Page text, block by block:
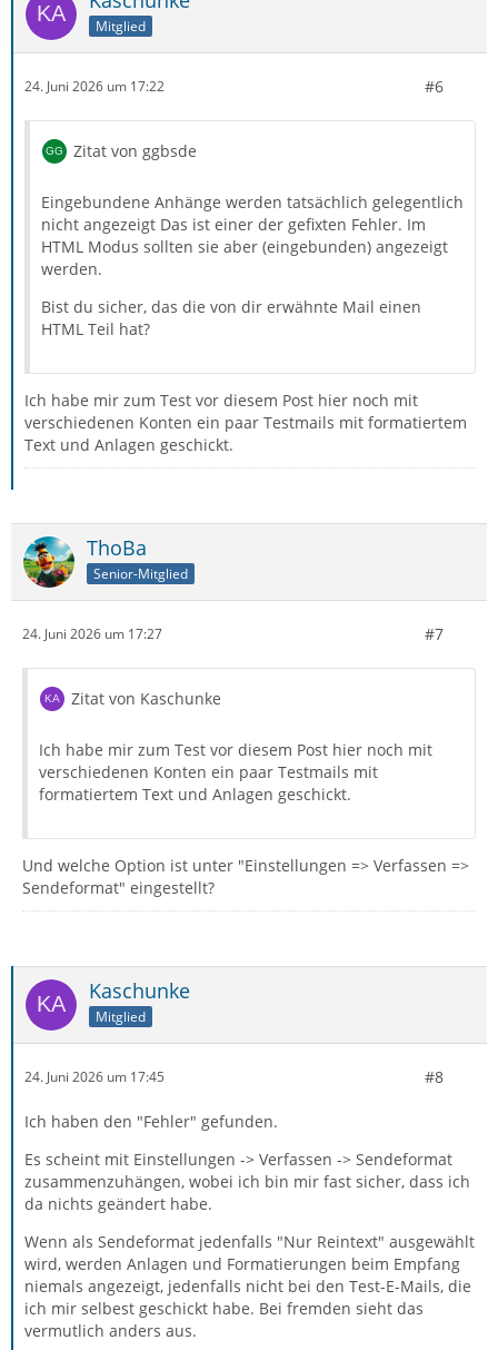
Mitglied
24. Juni 2026 um 17:22 #6
Zitat von ggbsde
Eingebundene Anhänge werden tatsächlich gelegentlich
nicht angezeigt Das ist einer der gefixten Fehler. Im
HTML Modus sollten sie aber (eingebunden) angezeigt
werden.
Bist du sicher, das die von dir erwähnte Mail einen
HTML Teil hat?
Ich habe mir zum Test vor diesem Post hier noch mit
verschiedenen Konten ein paar Testmails mit formatiertem
Text und Anlagen geschickt.
ThoBa
Senior-Mitglied
24. Juni 2026 um 17:27 #7
Zitat von Kaschunke
Ich habe mir zum Test vor diesem Post hier noch mit
verschiedenen Konten ein paar Testmails mit
formatiertem Text und Anlagen geschickt.
Und welche Option ist unter "Einstellungen => Verfassen =>
Sendeformat" eingestellt?
Kaschunke
Mitglied
24. Juni 2026 um 17:45 #8
Ich haben den "Fehler" gefunden.
Es scheint mit Einstellungen -> Verfassen -> Sendeformat
zusammenzuhängen, wobei ich bin mir fast sicher, dass ich
da nichts geändert habe.
Wenn als Sendeformat jedenfalls "Nur Reintext" ausgewählt
wird, werden Anlagen und Formatierungen beim Empfang
niemals angezeigt, jedenfalls nicht bei den Test-E-Mails, die
ich mir selbest geschickt habe. Bei fremden sieht das
vermutlich anders aus.